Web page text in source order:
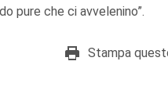
pure che ci avvelenino”.
Stampa